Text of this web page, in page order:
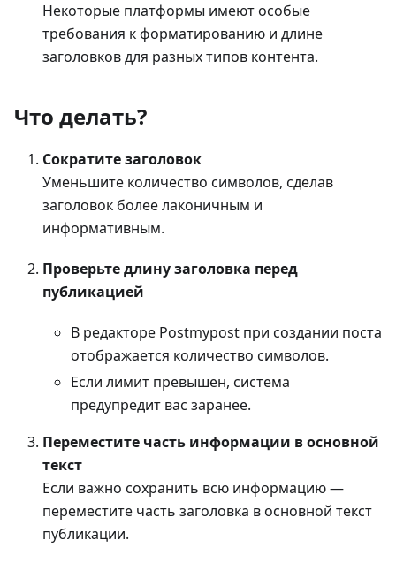
Некоторые платформы имеют особые
требования к форматированию и длине
заголовков для разных типов контента.
Что делать?
Сократите заголовок
Уменьшите количество символов, сделав
заголовок более лаконичным и
информативным.
Проверьте длину заголовка перед
публикацией
В редакторе Postmypost при создании поста
отображается количество символов.
Если лимит превышен, система
предупредит вас заранее.
Переместите часть информации в основной
текст
Если важно сохранить всю информацию —
переместите часть заголовка в основной текст
публикации.